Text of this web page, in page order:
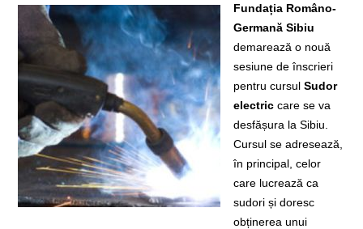
Fundația Româno-
Germană Sibiu
demarează o nouă
sesiune de înscrieri
pentru cursulSudor
electric care se va
desfășura la Sibiu.
Cursul se adresează,
în principal, celor
care lucrează ca
sudori și doresc
obținerea unui